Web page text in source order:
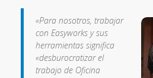
Una vez obtenido el modelo 3D,
generación de toda la
aprobación, corte, conformado y